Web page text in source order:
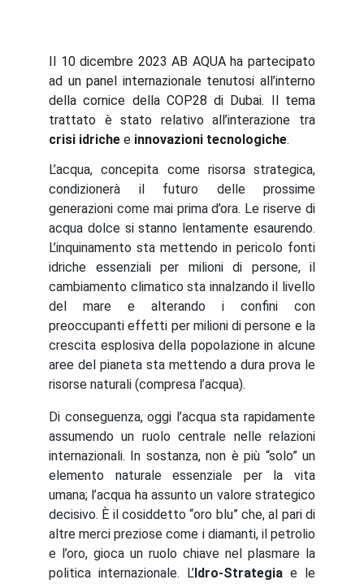
Il 10 dicembre 2023 AB AQUA ha partecipato
ad un panel internazionale tenutosi all’interno
della cornice della COP28 di Dubai. Il tema
trattato è stato relativo all’interazione tra
crisi idriche e innovazioni tecnologiche.
L’acqua, concepita come risorsa strategica,
condizionerà il futuro delle prossime
generazioni come mai prima d’ora. Le riserve di
acqua dolce si stanno lentamente esaurendo.
L’inquinamento sta mettendo in pericolo fonti
idriche essenziali per milioni di persone, il
cambiamento climatico sta innalzando il livello
del mare e alterando i confini con
preoccupanti effetti per milioni di persone e la
crescita esplosiva della popolazione in alcune
aree del pianeta sta mettendo a dura prova le
risorse naturali (compresa l’acqua).
Di conseguenza, oggi l’acqua sta rapidamente
assumendo un ruolo centrale nelle relazioni
internazionali. In sostanza, non è più “solo” un
elemento naturale essenziale per la vita
umana; l’acqua ha assunto un valore strategico
decisivo. È il cosiddetto “oro blu” che, al pari di
altre merci preziose come i diamanti, il petrolio
e l’oro, gioca un ruolo chiave nel plasmare la
politica internazionale. L’Idro-Strategia e le